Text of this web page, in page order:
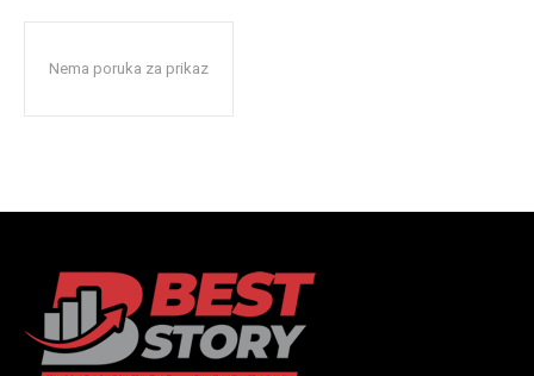
Nema poruka za prikaz